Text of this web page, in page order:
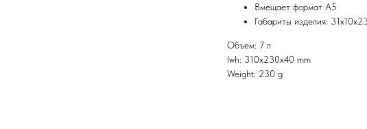
Вмещает формат А5
Габариты изделия:
Объем: 7 л
lwh: 310x230x40 mm
Weight: 230 g